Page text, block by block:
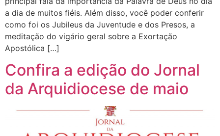
a dia de muitos fiéis. Além disso, você poder conferir
como foi os Jubileus da Juventude e dos Presos, a
meditação do vigário geral sobre a Exortação
Apostólica […]
Confira a edição do Jornal
da Arquidiocese de maio